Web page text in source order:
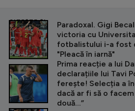
CITEȘTE ȘI
Paradoxal. Gigi
victoria cu
fotbalistului i-a fost
"Pleacă în iarnă"
Prima reacție a lui
declarațiile lui Tavi
ferește! Selecția a
dacă ar fi să o
două...”